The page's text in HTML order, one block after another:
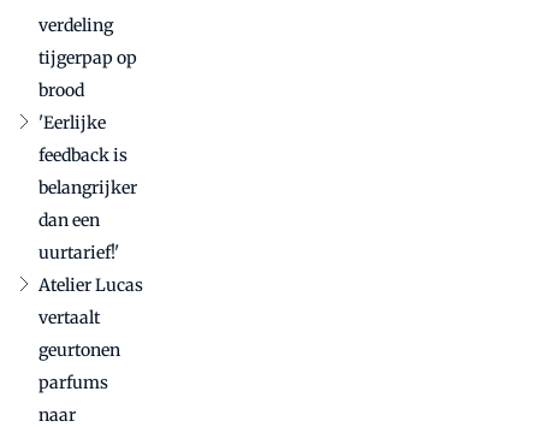
aan - met
recept
verdeling
tijgerpap op
brood
'Eerlijke
feedback is
belangrijker
dan een
uurtarief!'
Atelier Lucas
vertaalt
geurtonen
parfums
naar